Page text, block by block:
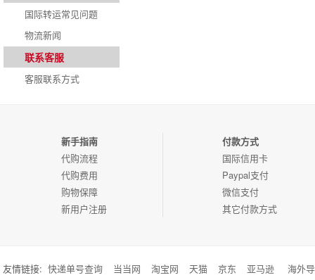
国际转运常见问题
物流新闻
联系客服
客服联系方式
新手指南
代购流程
代购费用
购物保障
新用户注册
付款方式
国际信用卡
Paypal支付
微信支付
其它付款方式
友情链接: 快递单号查询 当当网 淘宝网 天猫 京东 亚马逊 海外